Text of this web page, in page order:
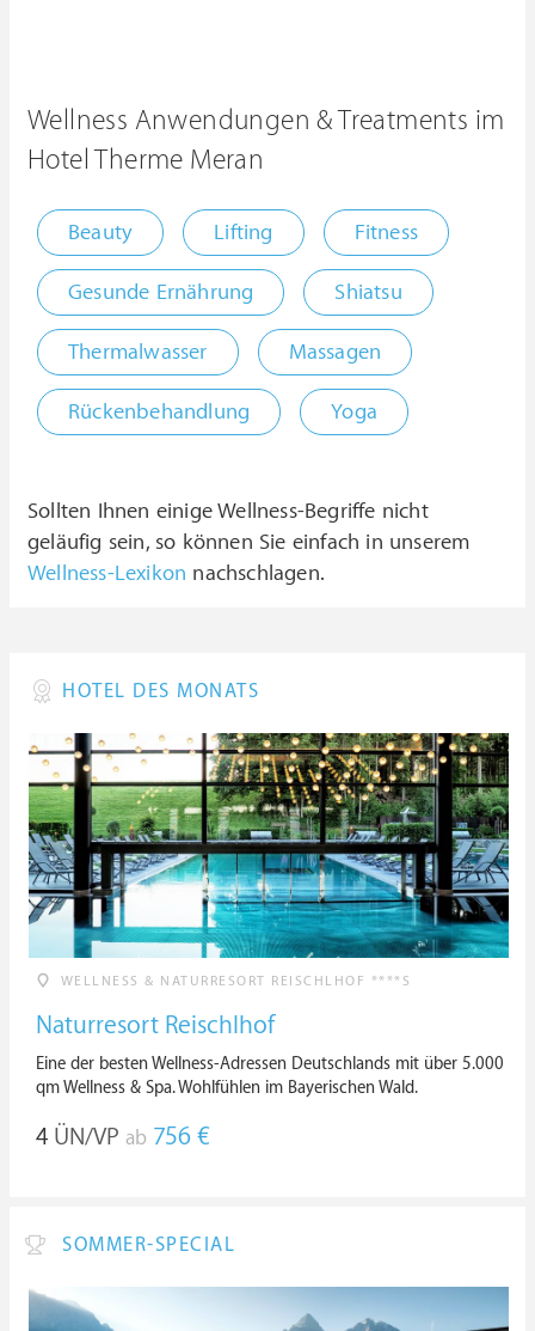
Wellness Anwendungen & Treatments im
Hotel Therme Meran
Beauty Lifting Fitness
Gesunde Ernährung Shiatsu
Thermalwasser Massagen
Rückenbehandlung Yoga
Sollten Ihnen einige Wellness-Begriffe nicht
geläufig sein, so können Sie einfach in unserem
Wellness-Lexikon nachschlagen.
HOTEL DES MONATS
WELLNESS & NATURRESORT REISCHLHOF ****S
Naturresort Reischlhof
Eine der besten Wellness-Adressen Deutschlands mit über 5.000
qm Wellness & Spa. Wohlfühlen im Bayerischen Wald.
4 ÜN/VP ab 756 €
SOMMER-SPECIAL